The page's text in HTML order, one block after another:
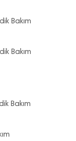
Bakım
Bakım
Bakım